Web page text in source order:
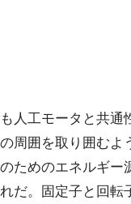
人工モータと共通
周囲を取り囲むよ
ためのエネルギ
だ。固定子と回転